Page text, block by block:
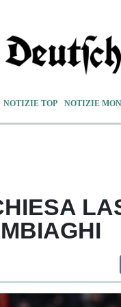
NOTIZIE TOP NOTIZIE